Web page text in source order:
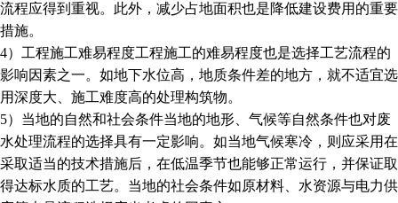
流程应得到重视。此外，减少占地面积也是降低建设费用的重要
措施。
4）工程施工难易程度工程施工的难易程度也是选择工艺流程的
影响因素之一。如地下水位高，地质条件差的地方，就不适宜选
用深度大、施工难度高的处理构筑物。
5）当地的自然和社会条件当地的地形、气候等自然条件也对废
水处理流程的选择具有一定影响。如当地气候寒冷，则应采用在
采取适当的技术措施后，在低温季节也能够正常运行，并保证取
得达标水质的工艺。当地的社会条件如原材料、水资源与电力供